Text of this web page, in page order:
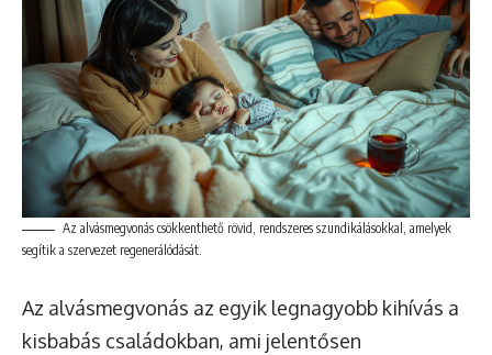
Az alvásmegvonás csökkenthető rövid, rendszeres szundikálásokkal, amelyek
segítik a szervezet regenerálódását.
Az alvásmegvonás az egyik legnagyobb kihívás a
kisbabás családokban, ami jelentősen